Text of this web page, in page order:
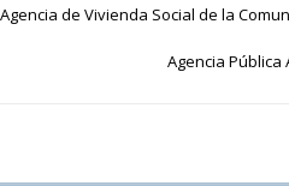
Agencia de Vivienda Social de la
Agencia Pública